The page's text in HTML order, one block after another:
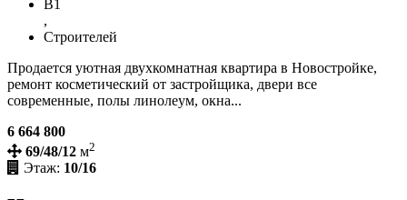
В1
,
Строителей
Продается уютная двухкомнатная квартира в Новостройке,
ремонт косметический от застройщика, двери все
современные, полы линолеум, окна...
6 664 800
69/48/12 м2
Этаж: 10/16